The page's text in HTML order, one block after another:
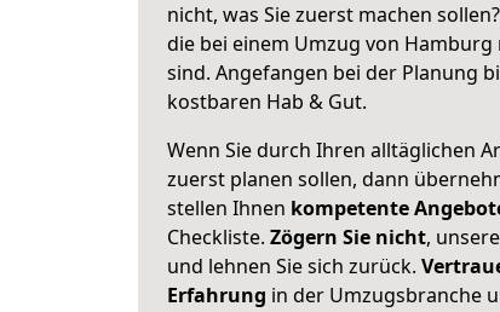
nicht, was Sie zuerst machen
die bei einem Umzug von
sind. Angefangen bei der Planung
kostbaren Hab & Gut.
Wenn Sie durch Ihren alltäglichen
zuerst planen sollen, dann
stellen Ihnen kompetente
Checkliste. Zögern Sie nicht,
und lehnen Sie sich zurück.
Erfahrung in der Umzugsbranche